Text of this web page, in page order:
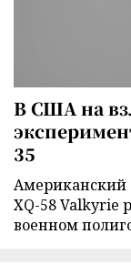
В США на
35
Американский
XQ-58 Valkyrie
военном